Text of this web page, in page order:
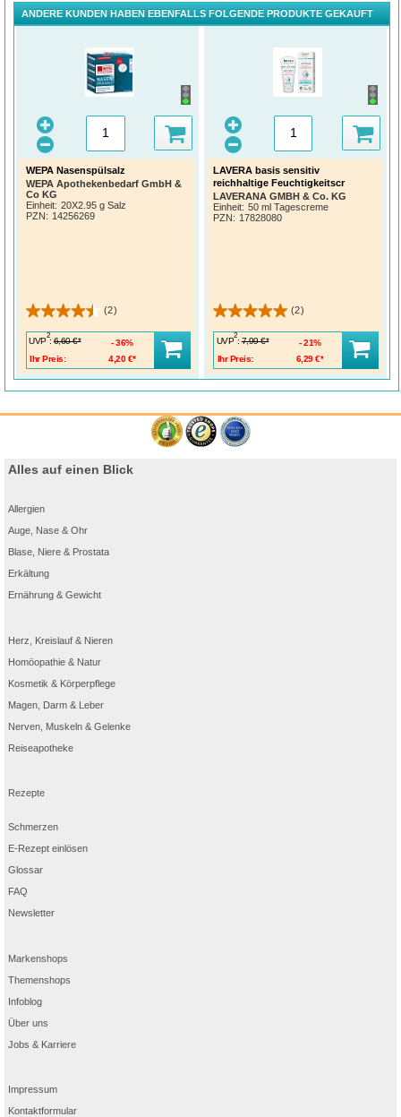
ANDERE KUNDEN HABEN EBENFALLS FOLGENDE PRODUKTE GEKAUFT
WEPA Nasenspülsalz
WEPA Apothekenbedarf GmbH &
Co KG
Einheit: 20X2.95 g Salz
PZN: 14256269
(2)
UVP
2
: 6,60 €*
Ihr Preis:
4,20 €*
36%
LAVERA basis sensitiv
reichhaltige Feuchtigkeitscr
LAVERANA GMBH & Co. KG
Einheit: 50 ml Tagescreme
PZN: 17828080
(2)
UVP
2
: 7,99 €*
Ihr Preis:
6,29 €*
21%
Alles auf einen Blick
Allergien
Auge, Nase & Ohr
Blase, Niere & Prostata
Erkältung
Ernährung & Gewicht
Herz, Kreislauf & Nieren
Homöopathie & Natur
Kosmetik & Körperpflege
Magen, Darm & Leber
Nerven, Muskeln & Gelenke
Reiseapotheke
Rezepte
Schmerzen
E-Rezept einlösen
Glossar
FAQ
Newsletter
Markenshops
Themenshops
Infoblog
Über uns
Jobs & Karriere
Impressum
Kontaktformular